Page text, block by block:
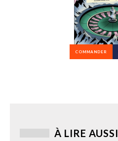
COMMANDER
À LIRE AUSSI